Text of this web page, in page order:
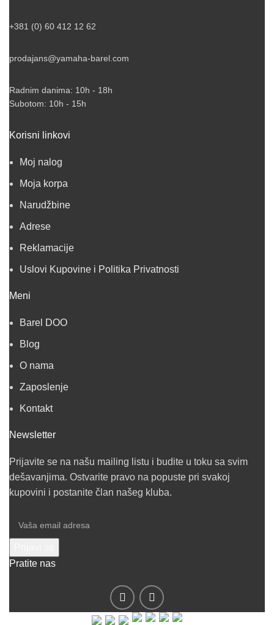
+381 (0) 60 412 12 62
prodajans@yamaha-barel.com
Radnim danima: 10h - 18h
Subotom: 10h - 15h
Korisni linkovi
Moj nalog
Moja korpa
Narudžbine
Adrese
Reklamacije
Uslovi Kupovine i Politika Privatnosti
Meni
Barel DOO
Blog
O nama
Zaposlenje
Kontakt
Newsletter
Prijavite se na našu mailing listu i budite u toku sa svim
dešavanjima. Ostvarite pravo na popuste pri svakoj
kupovini i postanite član našeg kluba.
Pratite nas